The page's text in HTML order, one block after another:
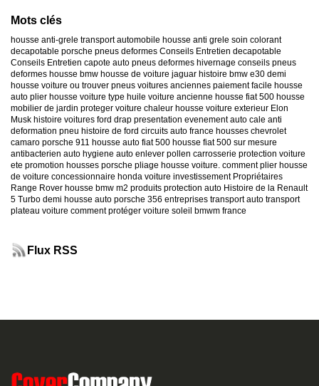
Mots clés
housse anti-grele transport automobile housse anti grele soin colorant
decapotable porsche pneus deformes Conseils Entretien decapotable
Conseils Entretien capote auto pneus deformes hivernage conseils pneus
deformes housse bmw housse de voiture jaguar histoire bmw e30 demi
housse voiture ou trouver pneus voitures anciennes paiement facile housse
auto plier housse voiture type huile voiture ancienne housse fiat 500 housse
mobilier de jardin proteger voiture chaleur housse voiture exterieur Elon
Musk histoire voitures ford drap presentation evenement auto cale anti
deformation pneu histoire de ford circuits auto france housses chevrolet
camaro porsche 911 housse auto fiat 500 housse fiat 500 sur mesure
antibacterien auto hygiene auto enlever pollen carrosserie protection voiture
ete promotion housses porsche pliage housse voiture. comment plier housse
de voiture concessionnaire honda voiture investissement Propriétaires
Range Rover housse bmw m2 produits protection auto Histoire de la Renault
5 Turbo demi housse auto porsche 356 entreprises transport auto transport
plateau voiture comment protéger voiture soleil bmwm france
Flux RSS